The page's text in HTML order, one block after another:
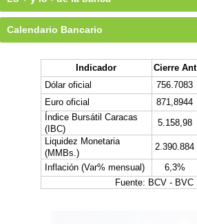
Calendario Bancario
Indicador Cierre Ant
Dólar oficial
756.7083
Euro oficial
871,8944
Índice Bursátil Caracas
(IBC)
5.158,98
Liquidez Monetaria
(MMBs.)
2.390.884
Inflación (Var% mensual)
6,3%
Fuente: BCV - BVC